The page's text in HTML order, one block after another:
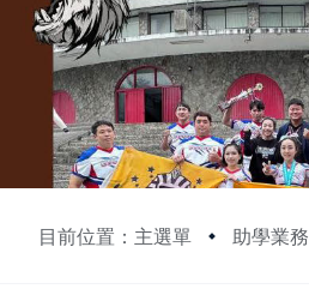
目前位置：主選單 助學業務